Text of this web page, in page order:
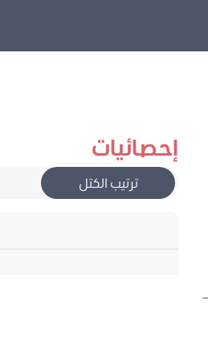
إحصائيات
ترتيب الكتل